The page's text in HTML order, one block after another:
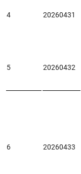
4 20260431
5 20260432
6 20260433